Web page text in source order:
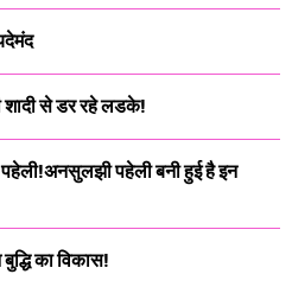
शादी से डर रहे लडके!
पहेली बनी हुई है इन
का विकास!